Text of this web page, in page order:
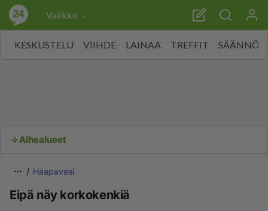
Valikko
KESKUSTELU VIIHDE LAINAA TREFFIT SÄÄNNÖT
Aihealueet
Haapavesi
Eipä näy korkokenkiä